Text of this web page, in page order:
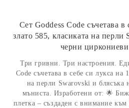
Сет Goddess Code съчетава
злато 585, класиката на перли
черни
Три гривни. Три настроения.
Code съчетава в себе си лукса на
на перли Swarovski и блясъка
мъниста. Изработени от: 🌟
плетка – създаден с внимание